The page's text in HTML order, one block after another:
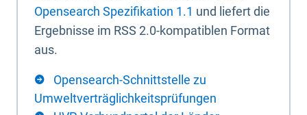
Opensearch Spezifikation 1.1 und liefert die
Ergebnisse im RSS 2.0-kompatiblen Format
aus.
Opensearch-Schnittstelle zu
Umweltverträglichkeitsprüfungen